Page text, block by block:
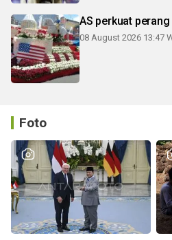
AS perkuat
08 August 2026 13:47
Foto